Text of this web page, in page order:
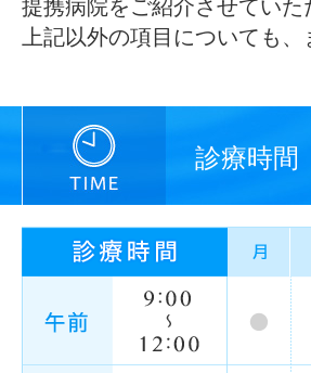
提携病院をご紹介させてい
上記以外の項目についても
診療時間